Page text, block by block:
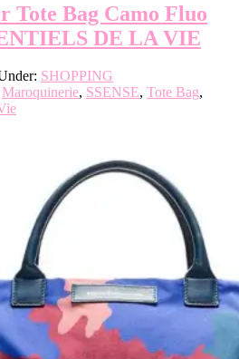
Tote Bag Camo Fluo
DE LA VIE
SHOPPING
Maroquinerie, SSENSE, Tote Bag,